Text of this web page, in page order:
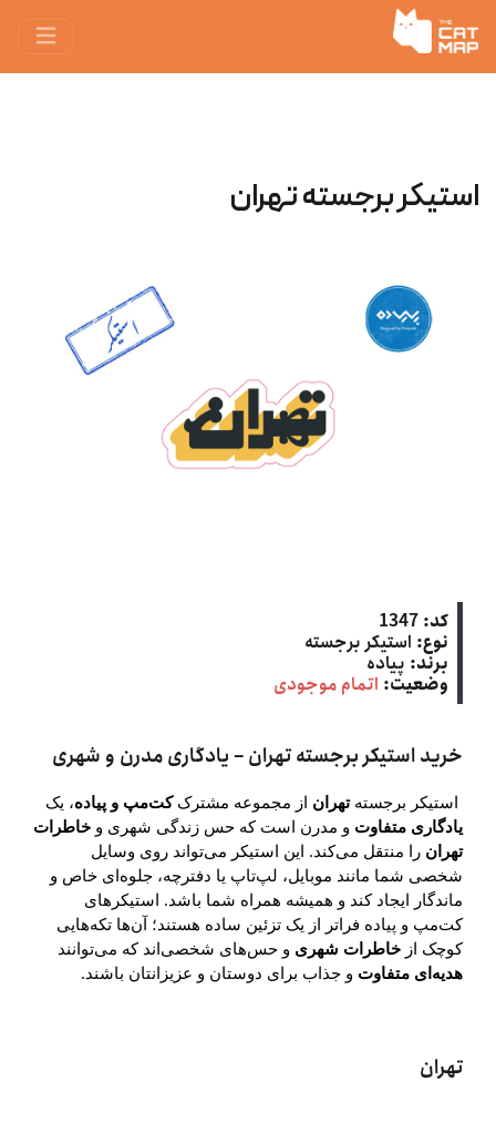
استیکر برجسته تهران
کد: 1347
نوع: استیکر برجسته
برند: پیاده
وضعیت: اتمام موجودی
خرید استیکر برجسته تهران – یادگاری مدرن و شهری
استیکر برجستهتهران از مجموعه مشترک کت‌مپ و پیاده، یک
یادگاری متفاوت و مدرن است که حس زندگی شهری و خاطرات
تهران را منتقل می‌کند. این استیکر می‌تواند روی وسایل
شخصی شما مانند موبایل، لپ‌تاپ یا دفترچه، جلوه‌ای خاص و
ماندگار ایجاد کند و همیشه همراه شما باشد. استیکرهای
کت‌مپ و پیاده فراتر از یک تزئین ساده هستند؛ آن‌ها تکه‌هایی
کوچک از خاطرات شهری و حس‌های شخصی‌اند که می‌توانند
هدیه‌ای متفاوت و جذاب برای دوستان و عزیزانتان باشند.
تهران